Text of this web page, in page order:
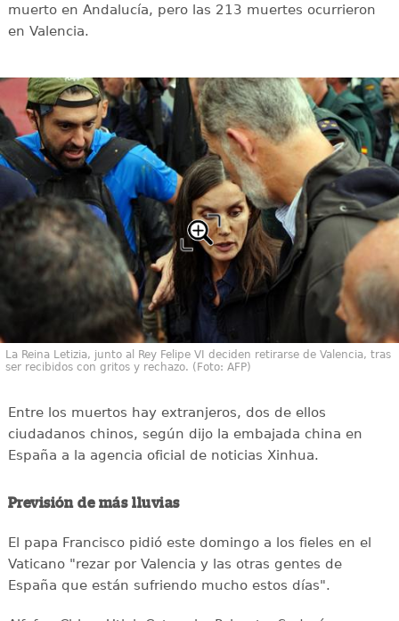
muerto en Andalucía, pero las 213 muertes ocurrieron
en Valencia.
La Reina Letizia, junto al Rey Felipe VI deciden retirarse de Valencia, tras
ser recibidos con gritos y rechazo. (Foto: AFP)
Entre los muertos hay extranjeros, dos de ellos
ciudadanos chinos, según dijo la embajada china en
España a la agencia oficial de noticias Xinhua.
Previsión de más lluvias
El papa Francisco pidió este domingo a los fieles en el
Vaticano "rezar por Valencia y las otras gentes de
España que están sufriendo mucho estos días".